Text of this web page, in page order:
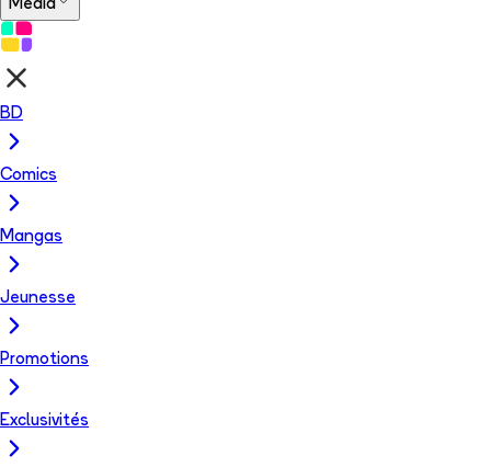
Média
BD
Comics
Mangas
Jeunesse
Promotions
Exclusivités